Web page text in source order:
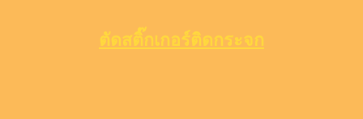
ตัดสติ๊กเกอร์ติดกระจก